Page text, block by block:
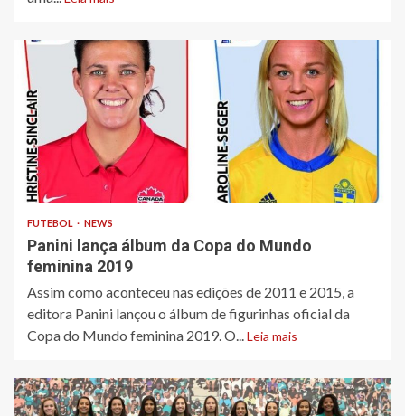
FUTEBOL NEWS
Panini lança álbum da Copa do Mundo
feminina 2019
Assim como aconteceu nas edições de 2011 e 2015, a
editora Panini lançou o álbum de figurinhas oficial da
Copa do Mundo feminina 2019. O...Leia mais